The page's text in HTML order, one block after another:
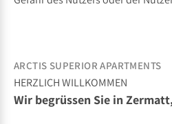
ARCTIS SUPERIOR APARTMENTS
HERZLICH WILLKOMMEN
Wir begrüssen Sie in